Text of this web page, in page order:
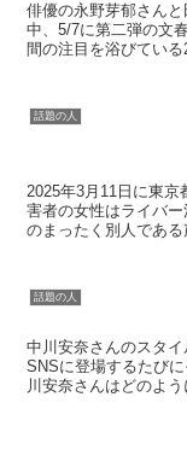
俳優の永野芽郁さん
中、5/7に第二弾の文
間の注目を浴びてい
話題の人
2025年3月11日に東
害者の女性はライバ
のまったく別人であ
話題の人
中川安奈さんのスタ
SNSに登場するたび
川安奈さんはどのよ